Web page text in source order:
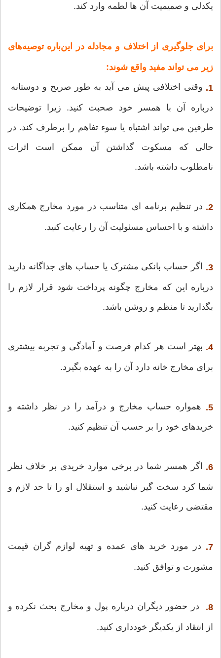
یکدلی و صمیمیت آن ها لطمه وارد کند.
برای جلوگیری از اختلاف و مجادله در این‌باره توصیه‌های
زیر می تواند مفید واقع شوند:
1. وقتی اختلافی پیش می آید به طور صریح و دوستانه
درباره آن با همسر خود صحبت کنید. زیرا توضیحات
طرفین می تواند اشتباه یا سوء تفاهم را برطرف کند. در
حالی که مسکوت گذاشتن آن ممکن است اثرات
نامطلوب داشته باشد.
2. در تنظیم برنامه ای متناسب در مورد مخارج همکاری
داشته و با احساس مسئولیت آن را رعایت کنید.
3. اگر حساب بانکی مشترک یا حساب های جداگانه دارید
درباره این که مخارج چگونه پرداخت شود قرار لازم را
بگذارید تا منظم و روشن باشد.
4. بهتر است هر کدام فرصت و آمادگی و تجربه بیشتری
برای مخارج خانه دارد آن را به عهده بگیرد.
5. همواره حساب مخارج و درآمد را در نظر داشته و
خریدهای خود را بر حسب آن تنظیم کنید.
6. اگر همسر شما در برخی موارد خریدی بر خلاف نظر
شما کرد سخت گیر نباشید و استقلال او را تا حد لازم و
مقتضی رعایت کنید.
7. در مورد خرید های عمده و تهیه لوازم گران قیمت
مشورت و توافق کنید.
8. در حضور دیگران درباره پول و مخارج بحث نکرده و
از انتقاد از یکدیگر خودداری کنید.